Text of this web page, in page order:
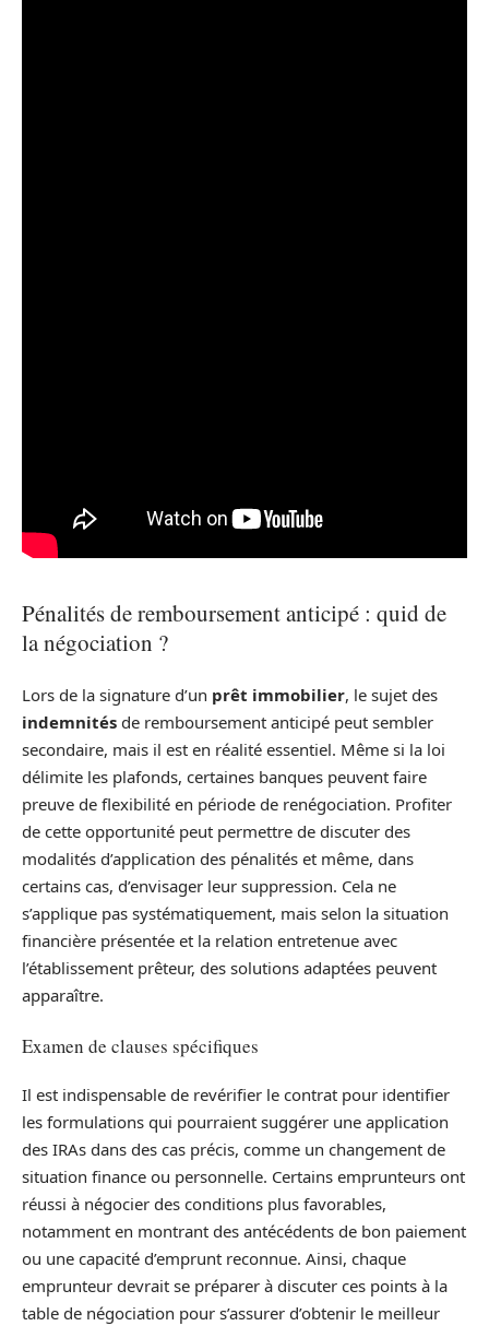
Pénalités de remboursement anticipé : quid de
la négociation ?
Lors de la signature d’un prêt immobilier, le sujet des
indemnités de remboursement anticipé peut sembler
secondaire, mais il est en réalité essentiel. Même si la loi
délimite les plafonds, certaines banques peuvent faire
preuve de flexibilité en période de renégociation. Profiter
de cette opportunité peut permettre de discuter des
modalités d’application des pénalités et même, dans
certains cas, d’envisager leur suppression. Cela ne
s’applique pas systématiquement, mais selon la situation
financière présentée et la relation entretenue avec
l’établissement prêteur, des solutions adaptées peuvent
apparaître.
Examen de clauses spécifiques
Il est indispensable de revérifier le contrat pour identifier
les formulations qui pourraient suggérer une application
des IRAs dans des cas précis, comme un changement de
situation finance ou personnelle. Certains emprunteurs ont
réussi à négocier des conditions plus favorables,
notamment en montrant des antécédents de bon paiement
ou une capacité d’emprunt reconnue. Ainsi, chaque
emprunteur devrait se préparer à discuter ces points à la
table de négociation pour s’assurer d’obtenir le meilleur